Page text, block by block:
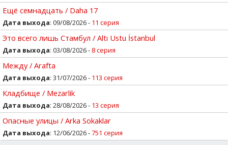
Ещё семнадцать / Daha 17
Дата выхода: 09/08/2026 - 11 серия
Это всего лишь Стамбул / Altı Ustu İstanbul
Дата выхода: 03/08/2026 - 8 серия
Между / Arafta
Дата выхода: 31/07/2026 - 113 серия
Кладбище / Mezarlik
Дата выхода: 28/08/2026 - 13 серия
Опасные улицы / Arka Sokaklar
Дата выхода: 12/06/2026 -751 серия